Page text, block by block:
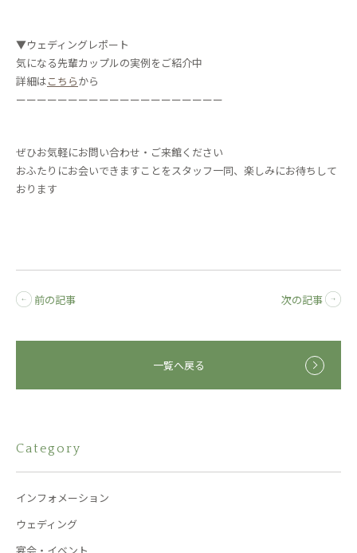
▼ウェディングレポート
気になる先輩カップルの実例をご紹介中
詳細はこちらから
ーーーーーーーーーーーーーーーーーーーー
ぜひお気軽にお問い合わせ・ご来館ください
おふたりにお会いできますことをスタッフ一同、楽しみにお待ちして
おります
前の記事 次の記事
一覧へ戻る
Category
インフォメーション
ウェディング